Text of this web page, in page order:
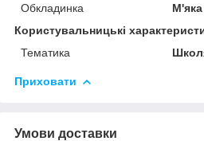
Обкладинка
Користувальницькі
Тематика
Приховати
Умови доставки